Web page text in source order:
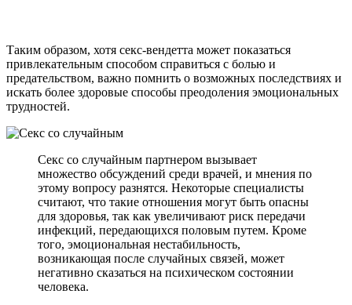
Таким образом, хотя секс-вендетта может показаться
привлекательным способом справиться с болью и
предательством, важно помнить о возможных последствиях и
искать более здоровые способы преодоления эмоциональных
трудностей.
Секс со случайным партнером вызывает
множество обсуждений среди врачей, и мнения по
этому вопросу разнятся. Некоторые специалисты
считают, что такие отношения могут быть опасны
для здоровья, так как увеличивают риск передачи
инфекций, передающихся половым путем. Кроме
того, эмоциональная нестабильность,
возникающая после случайных связей, может
негативно сказаться на психическом состоянии
человека.